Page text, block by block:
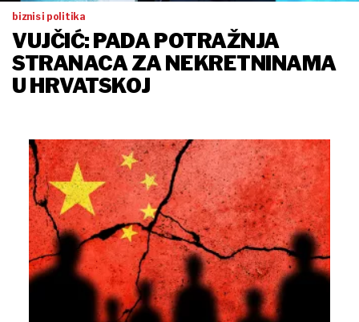
biznis i politika
VUJČIĆ: PADA POTRAŽNJA
STRANACA ZA NEKRETNINAMA
U HRVATSKOJ